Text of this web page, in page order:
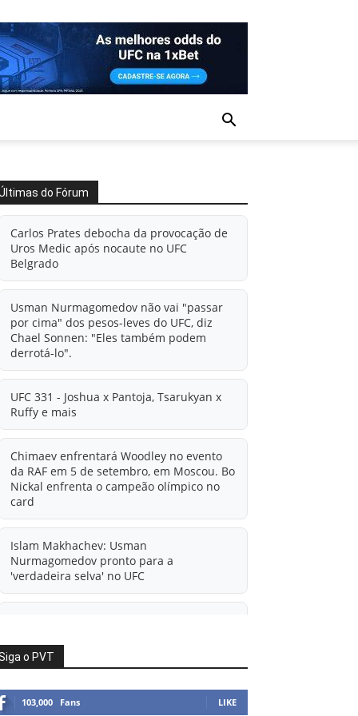
do Fórum
Carlos Prates debocha da provocação de
Uros Medic após nocaute no UFC
Belgrado
Usman Nurmagomedov não vai "passar
por cima" dos pesos-leves do UFC, diz
Chael Sonnen: "Eles também podem
derrotá-lo".
UFC 331 - Joshua x Pantoja, Tsarukyan x
Ruffy e mais
Chimaev enfrentará Woodley no evento
da RAF em 5 de setembro, em Moscou. Bo
Nickal enfrenta o campeão olímpico no
card
Islam Makhachev: Usman
Nurmagomedov pronto para a
'verdadeira selva' no UFC
informações sobre possível mudança
para o UFC após novas negociações.
Islam Makhachev: Há concorrentes
o PVT
103,000 Fans LIKE